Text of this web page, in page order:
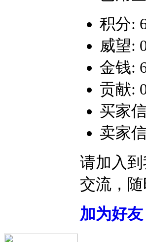
积分:
威望:
金钱:
贡献:
买家
卖家
请加入
交流，
加为好友